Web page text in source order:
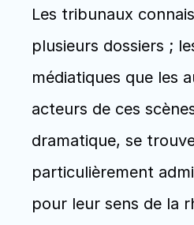
Les tribunaux
plusieurs dossiers ;
médiatiques que les
acteurs de ces
dramatique, se
particulièrement
pour leur sens de la